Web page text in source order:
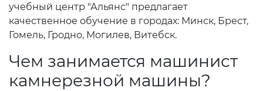
учебный центр "Альянс" предлагает
качественное обучение в городах: Минск, Брест,
Гомель, Гродно, Могилев, Витебск.
Чем занимается машинист
камнерезной машины?